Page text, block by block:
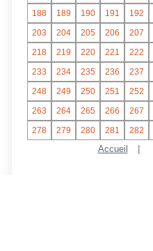
188
189 190 191 192
203
204 205 206 207
218
219 220 221 222
233
234 235 236 237
248
249 250 251 252
263
264 265 266 267
278
279 280 281 282
Accueil